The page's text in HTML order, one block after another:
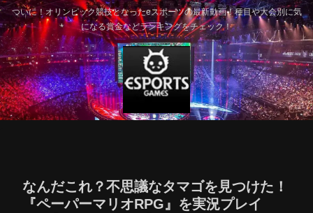
ついに！オリンピック競技となったeスポーツの最新動画！種目や大会別に気
になる賞金などランキングをチェック！
なんだこれ？不思議なタマゴを見つけた！
『ペーパーマリオRPG』を実況プレイ